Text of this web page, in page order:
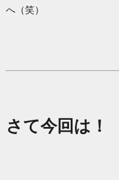
へ（笑）
さて今回は！